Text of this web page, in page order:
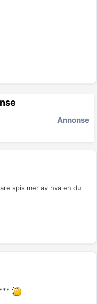
Annonse
spis mer av hva en du